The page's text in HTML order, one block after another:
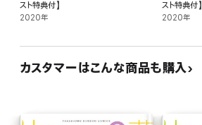
スト特典付】
2020年
スト特典付】
2020年
カスタマーはこんな商品も購入